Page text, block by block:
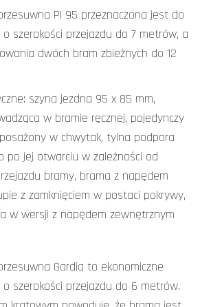
PI 95 przeznaczona jest do
szerokości przejazdu do 7 metrów, a
dwóch bram zbieżnych do 12
szyna jezdna 95 x 85 mm,
w bramie ręcznej, pojedynczy
w chwytak, tylna podpora
po jej otwarciu w zależności od
bramy, brama z napędem
z zamknięciem w postaci pokrywy,
w wersji z napędem zewnętrznym
Gardia to ekonomiczne
szerokości przejazdu do 6 metrów.